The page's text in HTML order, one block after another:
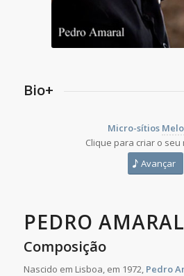
Bio+
Micro-sítios
Clique para criar o seu
Avançar
PEDRO AMARAL
Composição
Nascido em Lisboa, em 1972, Pedro